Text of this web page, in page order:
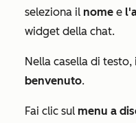
seleziona il nome e
widget della chat.
Nella casella di testo,
benvenuto.
Fai clic sul menu a